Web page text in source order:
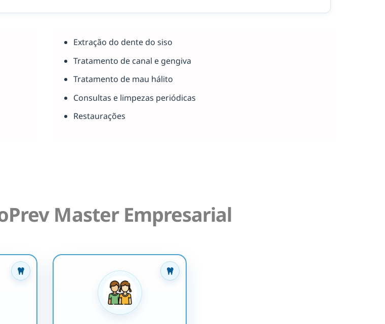
Extração do dente do siso
Tratamento de canal e gengiva
Tratamento de mau hálito
Consultas e limpezas periódicas
Restaurações
Master Empresarial